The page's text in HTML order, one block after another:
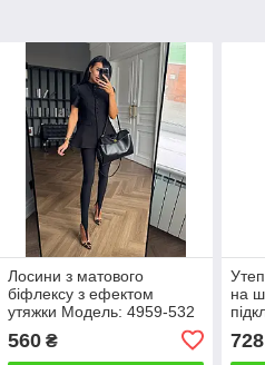
Лосини з матового
біфлексу з ефектом
утяжки Модель: 4959-532
560₴
на
728